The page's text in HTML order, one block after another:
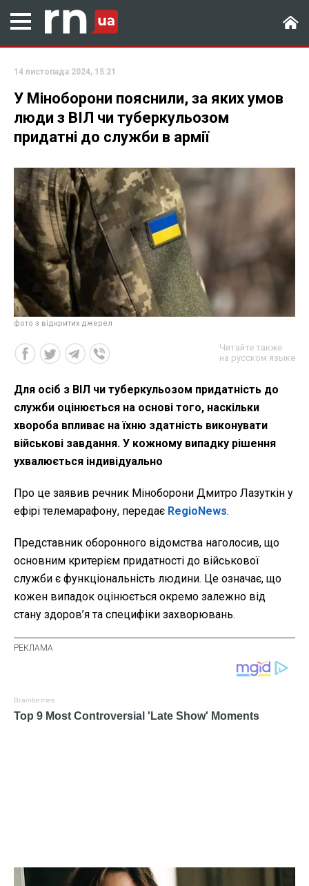
14 листопада 2024, 15:21
У Міноборони пояснили, за яких умов
люди з ВІЛ чи туберкульозом
придатні до служби в армії
фото з відкритих джерел
Читайте также
на русском языке
Для осіб з ВІЛ чи туберкульозом придатність до
служби оцінюється на основі того, наскільки
хвороба впливає на їхню здатність виконувати
військові завдання. У кожному випадку рішення
ухвалюється індивідуально
Про це заявив речник Міноборони Дмитро Лазуткін у
ефірі телемарафону, передає RegioNews.
Представник оборонного відомства наголосив, що
основним критерієм придатності до військової
служби є функціональність людини. Це означає, що
кожен випадок оцінюється окремо залежно від
стану здоров’я та специфіки захворювань.